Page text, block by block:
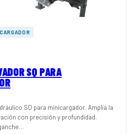
SQ PARA
SQ para minicargador. Amplía la
con precisión y profundidad.